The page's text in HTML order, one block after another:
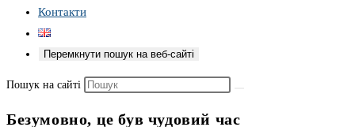
Контакти
Перемкнути пошук на веб-сайті
Пошук на сайті
Безумовно, це був чудовий час